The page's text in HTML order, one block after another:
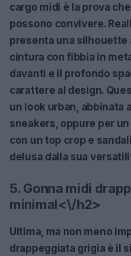
cargo midi è la prova
possono convivere.
presenta una silhouette
cintura con fibbia in
davanti e il profondo
carattere al design.
un look urban ,
sneakers, oppure per
con un top crop e
delusa dalla sua
5. Gonna midi
minimal<\/h2>
Ultima, ma non meno
drappeggiata grigia è il